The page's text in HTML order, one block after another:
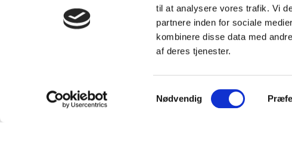
til at analysere vores trafik. Vi
partnere inden for sociale
kombinere disse data med
af deres tjenester.
Samtykkevalg
Nødvendig